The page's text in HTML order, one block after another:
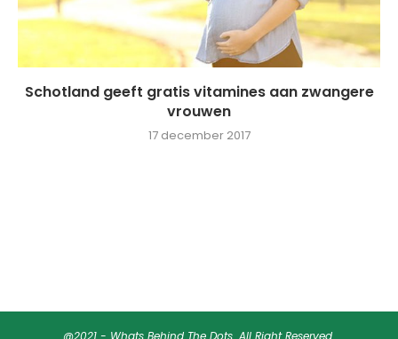
Schotland geeft gratis vitamines aan zwangere
vrouwen
17 december 2017
@2021 - Whats Behind The Dots. All Right Reserved.